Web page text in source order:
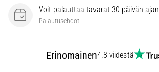
yleinen
keskuudessa.
Voit palauttaa tavarat 30 päivän ajan
Palautusehdot
Erinomainen4.8 viidestä